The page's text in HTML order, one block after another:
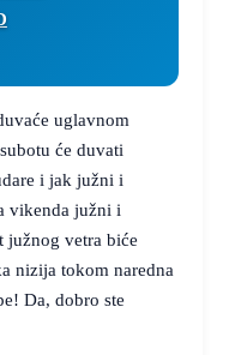
uglavnom
će duvati
i jak južni i
vikenda južni i
južnog vetra biće
nizija tokom naredna
Da, dobro ste